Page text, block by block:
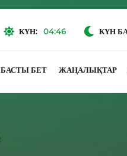
КҮН: 04:46 КҮН
БАСТЫ БЕТ ЖАҢАЛЫҚТАР